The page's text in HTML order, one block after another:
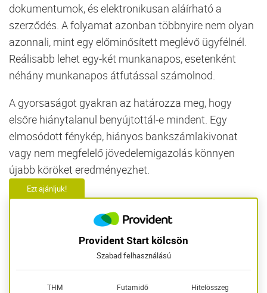
dokumentumok, és elektronikusan aláírható a
szerződés. A folyamat azonban többnyire nem olyan
azonnali, mint egy előminősített meglévő ügyfélnél.
Reálisabb lehet egy-két munkanapos, esetenként
néhány munkanapos átfutással számolnod.
A gyorsaságot gyakran az határozza meg, hogy
elsőre hiánytalanul benyújtottál-e mindent. Egy
elmosódott fénykép, hiányos bankszámlakivonat
vagy nem megfelelő jövedelemigazolás könnyen
újabb köröket eredményezhet.
Ezt ajánljuk!
Provident Start kölcsön
Szabad felhasználású
THM Futamidő Hitelösszeg